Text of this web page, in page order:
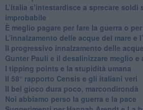
L’Italia s’intestardisce a sprecare soldi
improbabile
È meglio pagare per fare la guerra o
​L’innalzamento delle acque del mare e
​Il progressivo innalzamento delle
​Gunter Pauli e il desalinizzare meglio e
I tipping points e la stupidità umana
​Il 58° rapporto Censis e gli italiani veri
​Il bel gioco dura poco, marcondirondà
Noi abbiamo perso la guerra e la pace